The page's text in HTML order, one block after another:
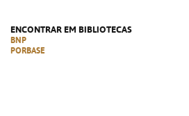
ENCONTRAR EM BIBLIOTECAS
BNP
PORBASE